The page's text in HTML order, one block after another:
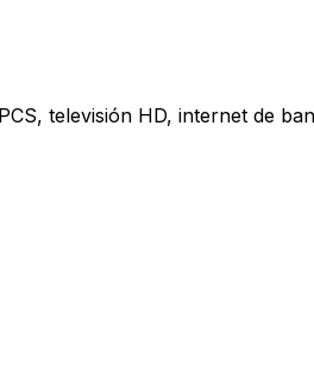
televisión HD, internet de